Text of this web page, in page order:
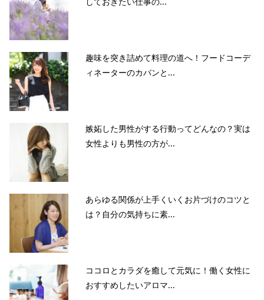
趣味を突き詰めて料理の道へ！フードコーデ
ィネーターのカバンと...
嫉妬した男性がする行動ってどんなの？実は
女性よりも男性の方が...
あらゆる関係が上手くいくお片づけのコツと
は？自分の気持ちに素...
ココロとカラダを癒して元気に！働く女性に
おすすめしたいアロマ...